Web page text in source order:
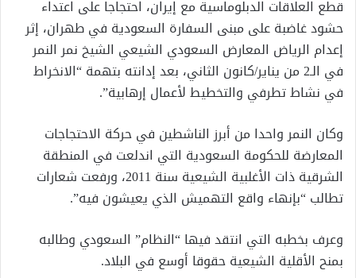
قطع العلاقات الدبلوماسية مع إيران، احتجاجا على اعتداء
حشود غاضبة على مبنى السفارة السعودية في طهران، إثر
إعدام الرياض المعارض السعودي الشيعي الشيخ نمر النمر
في الـ2 من يناير/كانون الثاني، بعد إدانته بتهمة “الانخراط
في نشاط تطرفي والتخطيط لأعمال إرهابية”.
وكان النمر واحدا من أبرز الناشطين في حركة الاحتجاجات
المعارضة للحكومة السعودية التي اندلعت في المنطقة
الشرقية ذات الأغلبية الشيعية سنة 2011، ورفعت شعارات
تطالب “بإنهاء واقع التهميش الذي يعيشون فيه”.
وعرف بخطبه التي انتقد فيها “النظام” السعودي وطالبه
بمنح الأقلية الشيعية حقوقا أوسع في البلاد.